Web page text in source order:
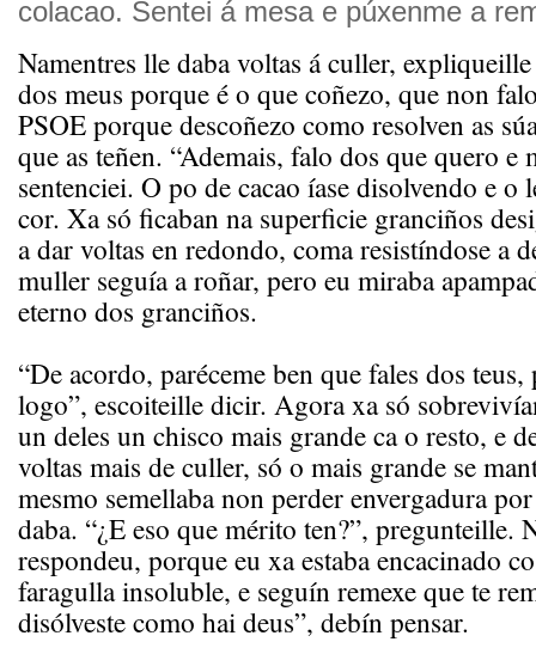
colacao. Sentei á mesa e púxenme a
Namentres lle daba voltas á culler,
dos meus porque é o que coñezo, que non
PSOE porque descoñezo como resolven as
que as teñen. “Ademais, falo dos que quero e
sentenciei. O po de cacao íase disolvendo e o
cor. Xa só ficaban na superficie granciños
a dar voltas en redondo, coma resistíndose a
muller seguía a roñar, pero eu miraba
eterno dos granciños.
“De acordo, paréceme ben que fales dos
logo”, escoiteille dicir. Agora xa só
un deles un chisco mais grande ca o resto, e
voltas mais de culler, só o mais grande se
mesmo semellaba non perder envergadura
daba. “¿E eso que mérito ten?”, pregunteille.
respondeu, porque eu xa estaba encacinado
faragulla insoluble, e seguín remexe que te
disólveste como hai deus”, debín pensar.